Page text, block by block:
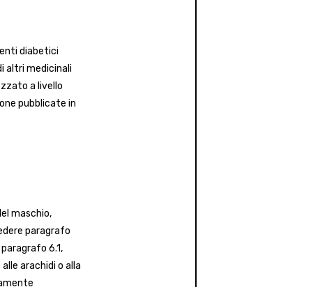
diabetici
altri medicinali
a livello
pubblicate in
maschio,
paragrafo
6.1,
arachidi o alla